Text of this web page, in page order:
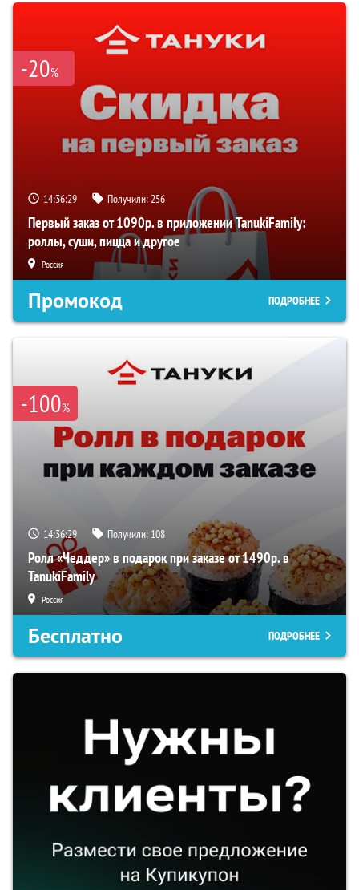
-20%
14:36:29 Получили:256
Первый заказ от 1090р. в приложении TanukiFamily:
роллы, суши, пицца и другое
Россия
Промокод ПОДРОБНЕЕ
-100%
14:36:29 Получили: 108
Ролл «Чеддер» в подарок при заказе от 1490р. в
TanukiFamily
Россия
Бесплатно ПОДРОБНЕЕ